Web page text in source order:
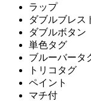
ラップ
ダブルブレス
ダブルボタン
単色タグ
ブルーバータ
トリコタグ
ペイント
マチ付